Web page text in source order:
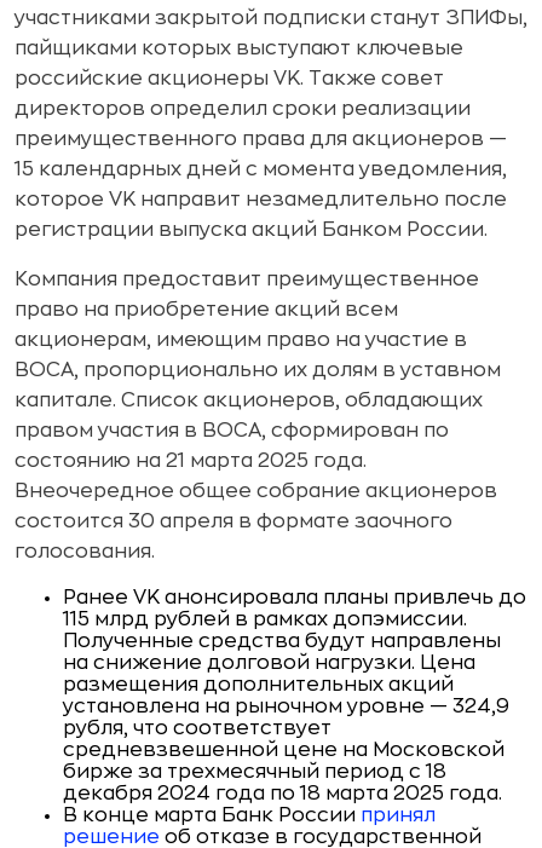
участниками закрытой подписки станут ЗПИФы,
пайщиками которых выступают ключевые
российские акционеры VK. Также совет
директоров определил сроки реализации
преимущественного права для акционеров —
15 календарных дней с момента уведомления,
которое VK направит незамедлительно после
регистрации выпуска акций Банком России.
Компания предоставит преимущественное
право на приобретение акций всем
акционерам, имеющим право на участие в
ВОСА, пропорционально их долям в уставном
капитале. Список акционеров, обладающих
правом участия в ВОСА, сформирован по
состоянию на 21 марта 2025 года.
Внеочередное общее собрание акционеров
состоится 30 апреля в формате заочного
голосования.
Ранее VK анонсировала планы привлечь до
115 млрд рублей в рамках допэмиссии.
Полученные средства будут направлены
на снижение долговой нагрузки. Цена
размещения дополнительных акций
установлена на рыночном уровне — 324,9
рубля, что соответствует
средневзвешенной цене на Московской
бирже за трехмесячный период с 18
декабря 2024 года по 18 марта 2025 года.
В конце марта Банк России принял
решение об отказе в государственной